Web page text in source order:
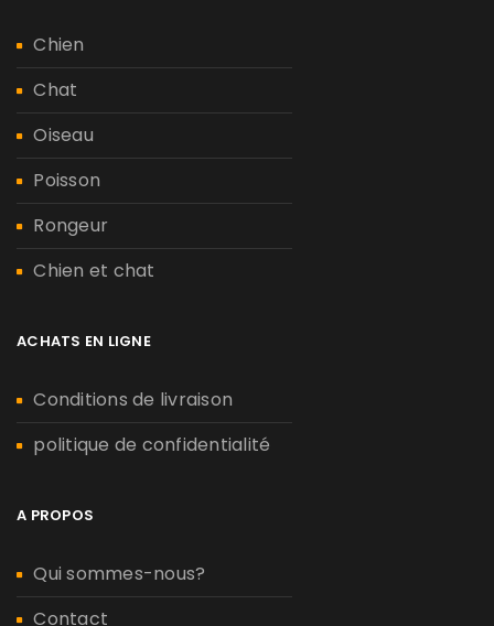
Chien
Chat
Oiseau
Poisson
Rongeur
Chien et chat
ACHATS EN LIGNE
Conditions de livraison
politique de confidentialité
A PROPOS
Qui sommes-nous?
Contact